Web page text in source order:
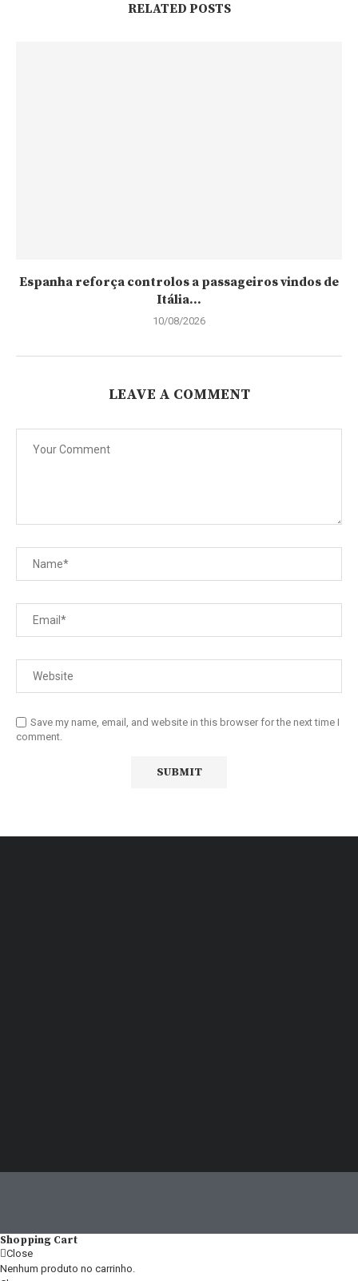
RELATED POSTS
Espanha reforça controlos a passageiros vindos de
Itália...
10/08/2026
LEAVE A COMMENT
Save my name, email, and website in this browser for the next time I
comment.
Shopping Cart
Close
Nenhum produto no carrinho.